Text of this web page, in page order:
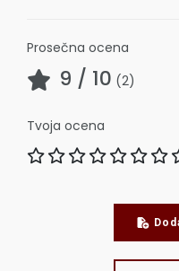
Prosečna ocena
9 / 10 (2)
Tvoja ocena